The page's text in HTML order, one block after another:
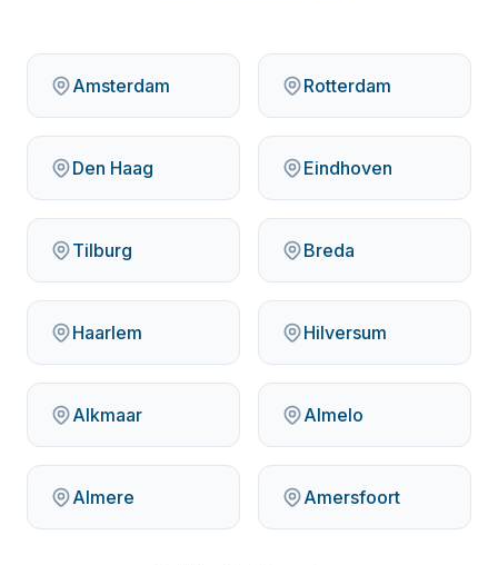
Amsterdam Rotterdam
Den Haag Eindhoven
Tilburg Breda
Haarlem Hilversum
Alkmaar Almelo
Almere Amersfoort